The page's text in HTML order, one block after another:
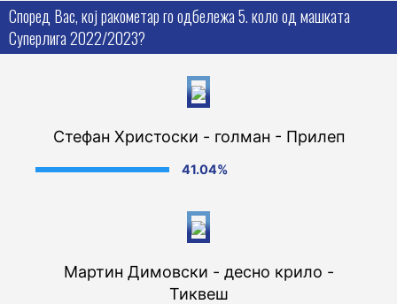
Според Вас, кој ракометар го одбележа 5. коло од машката
Суперлига 2022/2023?
Стефан Христоски - голман - Прилеп
41.04%
Мартин Димовски - десно крило -
Тиквеш